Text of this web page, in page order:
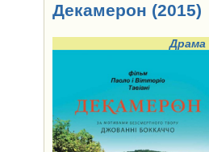
Декамерон (2015)
Драма